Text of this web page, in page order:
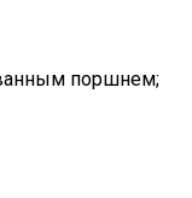
поршнем;